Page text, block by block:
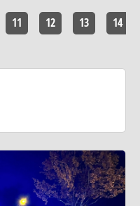
11 12 13 14